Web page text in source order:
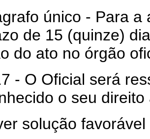
único - Para a
de 15 (quinze)
do ato no órgão
Oficial será
o seu
favorável